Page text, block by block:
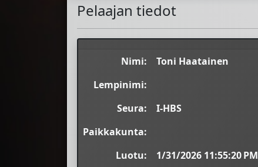
Pelaajan tiedot
Nimi:
Toni Haatainen
Lempinimi:
Seura:
I-HBS
Paikkakunta:
Luotu:
1/31/2026 11:55:20 PM